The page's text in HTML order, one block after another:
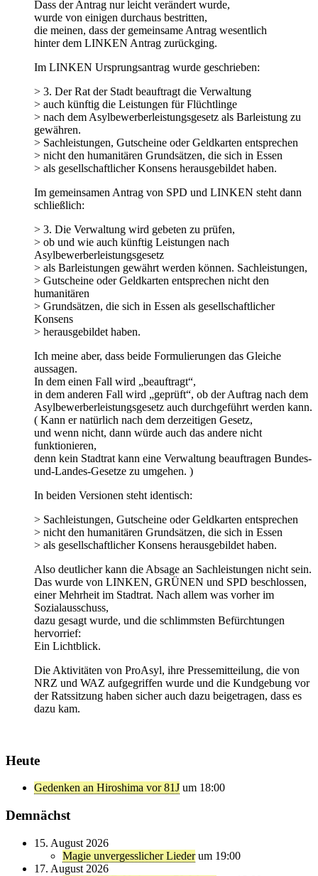
Dass der Antrag nur leicht verändert wurde,
wurde von einigen durchaus bestritten,
die meinen, dass der gemeinsame Antrag wesentlich
hinter dem LINKEN Antrag zurückging.
Im LINKEN Ursprungsantrag wurde geschrieben:
> 3. Der Rat der Stadt beauftragt die Verwaltung
> auch künftig die Leistungen für Flüchtlinge
> nach dem Asylbewerberleistungsgesetz als Barleistung zu
gewähren.
> Sachleistungen, Gutscheine oder Geldkarten entsprechen
> nicht den humanitären Grundsätzen, die sich in Essen
> als gesellschaftlicher Konsens herausgebildet haben.
Im gemeinsamen Antrag von SPD und LINKEN steht dann
schließlich:
> 3. Die Verwaltung wird gebeten zu prüfen,
> ob und wie auch künftig Leistungen nach
Asylbewerberleistungsgesetz
> als Barleistungen gewährt werden können. Sachleistungen,
> Gutscheine oder Geldkarten entsprechen nicht den
humanitären
> Grundsätzen, die sich in Essen als gesellschaftlicher
Konsens
> herausgebildet haben.
Ich meine aber, dass beide Formulierungen das Gleiche
aussagen.
In dem einen Fall wird „beauftragt“,
in dem anderen Fall wird „geprüft“, ob der Auftrag nach dem
Asylbewerberleistungsgesetz auch durchgeführt werden kann.
( Kann er natürlich nach dem derzeitigen Gesetz,
und wenn nicht, dann würde auch das andere nicht
funktionieren,
denn kein Stadtrat kann eine Verwaltung beauftragen Bundes-
und-Landes-Gesetze zu umgehen. )
In beiden Versionen steht identisch:
> Sachleistungen, Gutscheine oder Geldkarten entsprechen
> nicht den humanitären Grundsätzen, die sich in Essen
> als gesellschaftlicher Konsens herausgebildet haben.
Also deutlicher kann die Absage an Sachleistungen nicht sein.
Das wurde von LINKEN, GRÜNEN und SPD beschlossen,
einer Mehrheit im Stadtrat. Nach allem was vorher im
Sozialausschuss,
dazu gesagt wurde, und die schlimmsten Befürchtungen
hervorrief:
Ein Lichtblick.
Die Aktivitäten von ProAsyl, ihre Pressemitteilung, die von
NRZ und WAZ aufgegriffen wurde und die Kundgebung vor
der Ratssitzung haben sicher auch dazu beigetragen, dass es
dazu kam.
Heute
Gedenken an Hiroshima vor 81J um 18:00
Demnächst
15. August 2026
Magie unvergesslicher Lieder um 19:00
17. August 2026